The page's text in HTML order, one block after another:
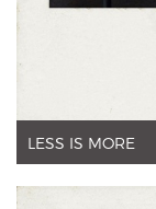
LESS IS MORE